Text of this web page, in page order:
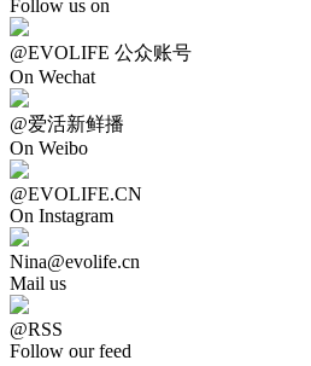
Follow us on
@EVOLIFE 公众账号
On Wechat
@爱活新鲜播
On Weibo
@EVOLIFE.CN
On Instagram
Nina@evolife.cn
Mail us
@RSS
Follow our feed